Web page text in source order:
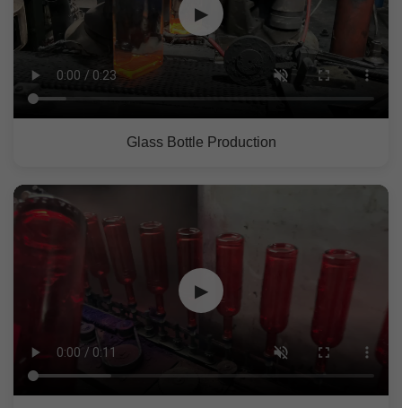
▶
Glass Bottle Production
▶